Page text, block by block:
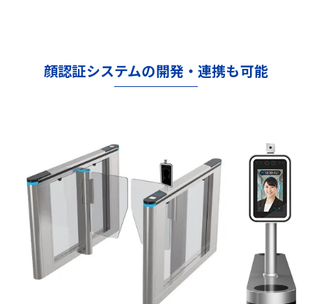
顔認証システムの開発・連携も可能